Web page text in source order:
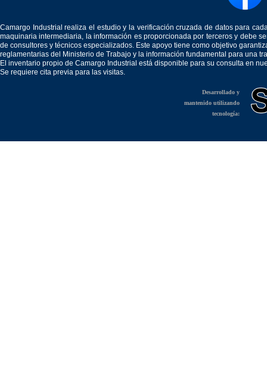
Camargo Industrial realiza el estudio y la verificación cruzada de datos para
maquinaria intermediaria, la información es proporcionada por terceros y debe
de consultores y técnicos especializados. Este apoyo tiene como objetivo
reglamentarias del Ministerio de Trabajo y la información fundamental para una
El inventario propio de Camargo Industrial está disponible para su consulta en
Se requiere cita previa para las visitas.
Desarrollado y
mantenido utilizando
tecnología: